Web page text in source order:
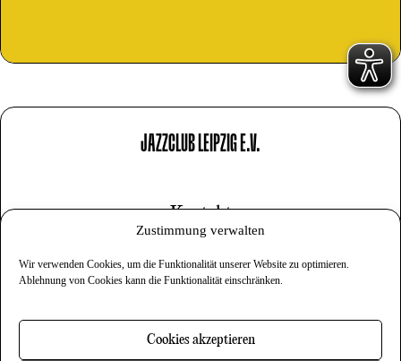
Zustimmung verwalten
Wir verwenden Cookies, um die Funktionalität unserer Website zu optimieren.
Ablehnung von Cookies kann die Funktionalität einschränken.
Cookies akzeptieren
JAZZCLUB LEIPZIG E.V.
Kontakt
Datenschutz